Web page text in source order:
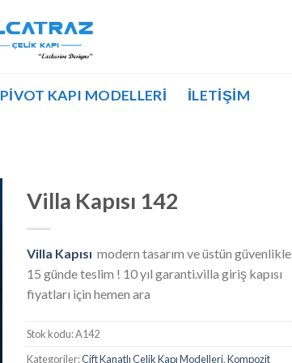
PIVOT KAPI MODELLERI İLETIŞIM
Villa Kapısı 142
Villa Kapısı modern tasarım ve üstün güvenlikle
15 günde teslim ! 10 yıl garanti.villa giriş kapısı
fiyatları için hemen ara
Stok kodu:A142
Kategoriler:Çift Kanatlı Çelik Kapı Modelleri,Kompozit